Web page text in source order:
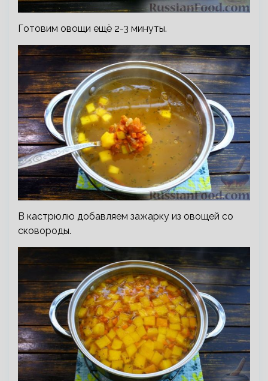
Готовим овощи ещё 2-3 минуты.
В кастрюлю добавляем зажарку из овощей со
сковороды.